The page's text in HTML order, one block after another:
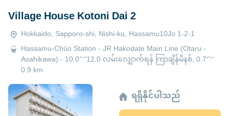
Village House Kotoni Dai 2
Hokkaido, Sapporo-shi, Nishi-ku, Hassamu10Jo 1-2-1
Hassamu-Chūo Station - JR Hakodate Main Line (Otaru -
Asahikawa) - 10.0～12.0 လမ်းလျှောက်ရန် ကြာချိန်မိနစ်, 0.7～
0.9 km
ရရှိနိုင်ပါသည်